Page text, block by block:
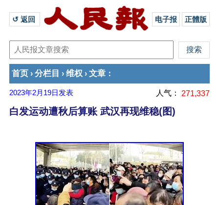
↺ 返回 电子报 正體版
首页 › 分栏目 › 维权 › 文章 ：
2023年2月19日 发表 人气： 271,337
白发运动遭秋后算账 武汉再现维稳(图)